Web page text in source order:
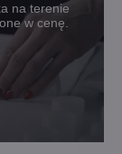
na terenie
w cenę.